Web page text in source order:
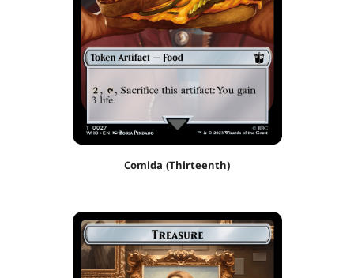
Comida (Thirteenth)